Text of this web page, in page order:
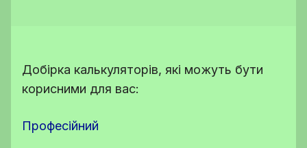
Добірка калькуляторів, які можуть бути
корисними для вас:
Професійний